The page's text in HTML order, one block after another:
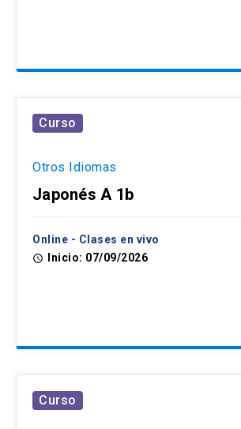
Curso
Otros Idiomas
Japonés A 1b
Online - Clases en vivo
access_time Inicio: 07/09/2026
Curso